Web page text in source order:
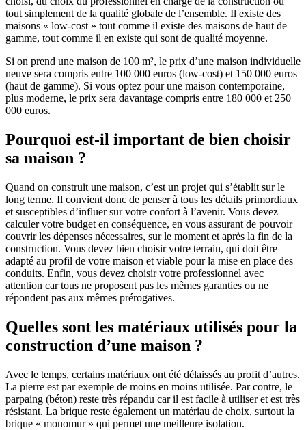
tout simplement de la qualité globale de l’ensemble. Il existe des
maisons « low-cost » tout comme il existe des maisons de haut de
gamme, tout comme il en existe qui sont de qualité moyenne.
Si on prend une maison de 100 m², le prix d’une maison individuelle
neuve sera compris entre 100 000 euros (low-cost) et 150 000 euros
(haut de gamme). Si vous optez pour une maison contemporaine,
plus moderne, le prix sera davantage compris entre 180 000 et 250
000 euros.
Pourquoi est-il important de bien choisir
sa maison ?
Quand on construit une maison, c’est un projet qui s’établit sur le
long terme. Il convient donc de penser à tous les détails primordiaux
et susceptibles d’influer sur votre confort à l’avenir. Vous devez
calculer votre budget en conséquence, en vous assurant de pouvoir
couvrir les dépenses nécessaires, sur le moment et après la fin de la
construction. Vous devez bien choisir votre terrain, qui doit être
adapté au profil de votre maison et viable pour la mise en place des
conduits. Enfin, vous devez choisir votre professionnel avec
attention car tous ne proposent pas les mêmes garanties ou ne
répondent pas aux mêmes prérogatives.
Quelles sont les matériaux utilisés pour la
construction d’une maison ?
Avec le temps, certains matériaux ont été délaissés au profit d’autres.
La pierre est par exemple de moins en moins utilisée. Par contre, le
parpaing (béton) reste très répandu car il est facile à utiliser et est très
résistant. La brique reste également un matériau de choix, surtout la
brique « monomur » qui permet une meilleure isolation.